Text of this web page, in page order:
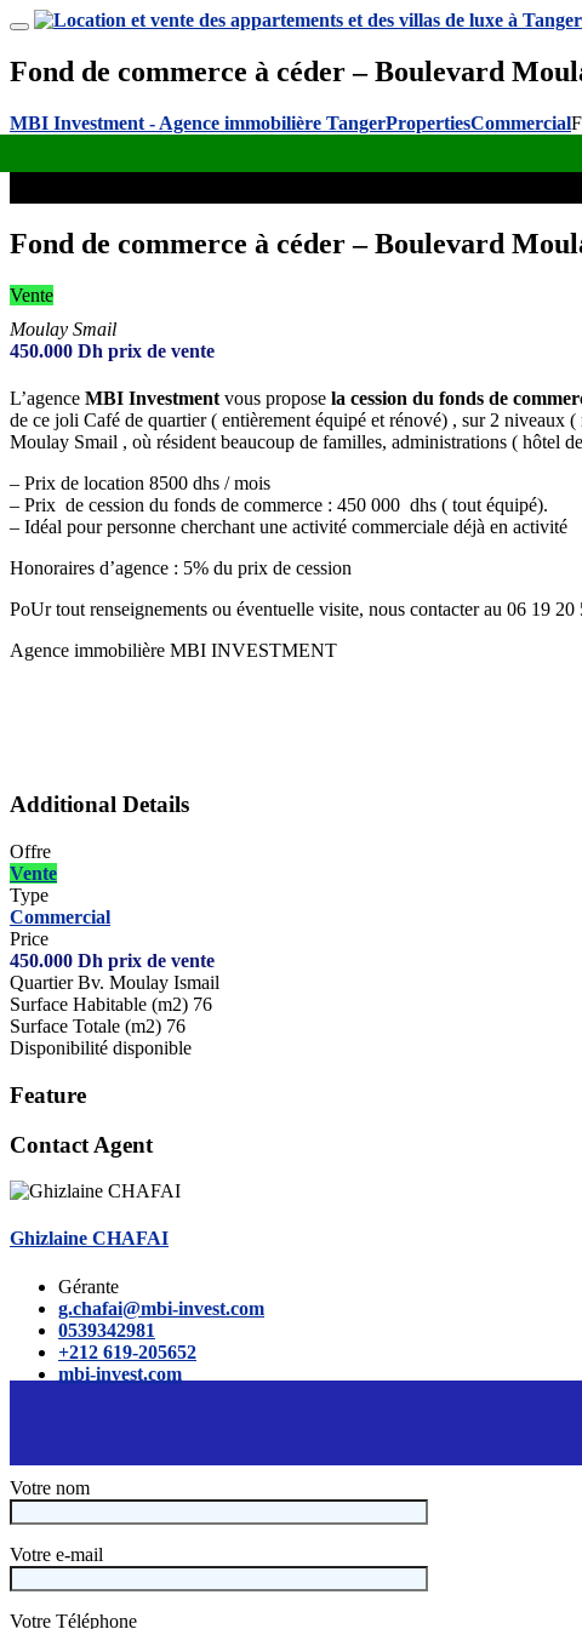
Fond de commerce à céder – Boulevard
MBI Investment - Agence immobilière TangerPropertiesCommercial
Fond de commerce à céder – Boulevard
Vente
Moulay Smail
450.000 Dh prix de vente
L’agence MBI Investment vous propose la cession du fonds de
de ce joli Café de quartier ( entièrement équipé et rénové) , sur 2 niveaux
Moulay Smail , où résident beaucoup de familles, administrations ( hôtel
– Prix de location 8500 dhs / mois
– Prix de cession du fonds de commerce : 450 000 dhs ( tout équipé).
– Idéal pour personne cherchant une activité commerciale déjà en activité
Honoraires d’agence : 5% du prix de cession
PoUr tout renseignements ou éventuelle visite, nous contacter au 06 19
Agence immobilière MBI INVESTMENT
Additional Details
Offre
Vente
Type
Commercial
Price
450.000 Dh prix de vente
Quartier Bv. Moulay Ismail
Surface Habitable (m2) 76
Surface Totale (m2) 76
Disponibilité disponible
Feature
Contact Agent
Ghizlaine CHAFAI
Gérante
g.chafai@mbi-invest.com
0539342981
+212 619-205652
mbi-invest.com
Votre nom
Votre e-mail
Votre Téléphone